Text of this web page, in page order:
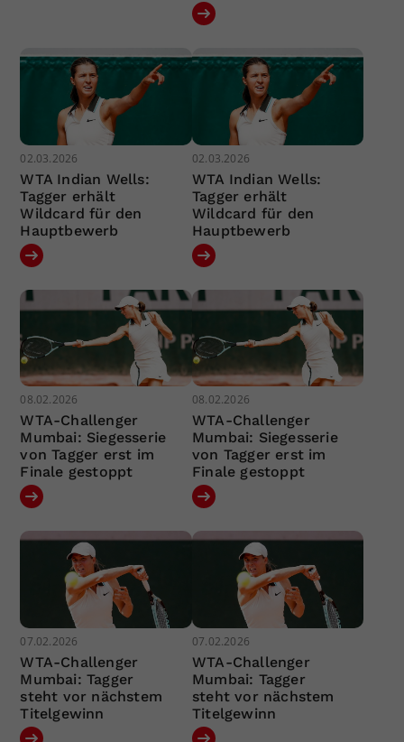
02.03.2026
WTA Indian Wells:
Tagger erhält
Wildcard für den
Hauptbewerb
02.03.2026
WTA Indian Wells:
Tagger erhält
Wildcard für den
Hauptbewerb
08.02.2026
WTA-Challenger
Mumbai: Siegesserie
von Tagger erst im
Finale gestoppt
08.02.2026
WTA-Challenger
Mumbai: Siegesserie
von Tagger erst im
Finale gestoppt
07.02.2026
WTA-Challenger
Mumbai: Tagger
steht vor nächstem
Titelgewinn
07.02.2026
WTA-Challenger
Mumbai: Tagger
steht vor nächstem
Titelgewinn